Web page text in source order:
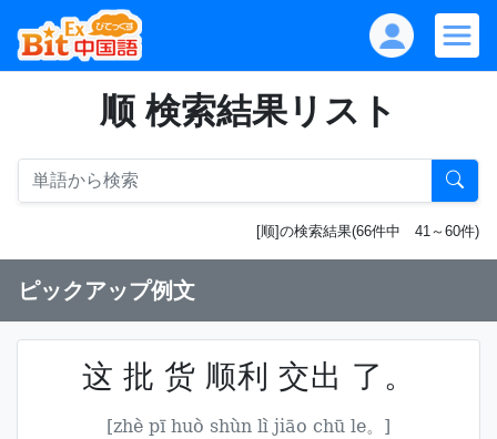
顺 検索結果リスト
[顺]の検索結果(66件中 41～60件)
ピックアップ例文
这 批 货 顺利 交出 了。
[zhè pī huò shùn lì jiāo chū le。]